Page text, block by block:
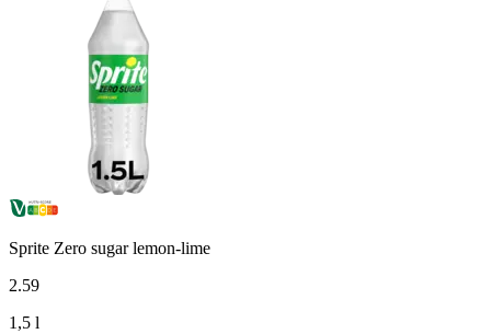
Sprite Zero sugar lemon-lime
2.59
1,5 l